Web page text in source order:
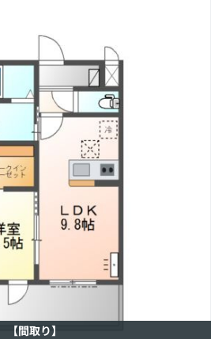
【間取り】